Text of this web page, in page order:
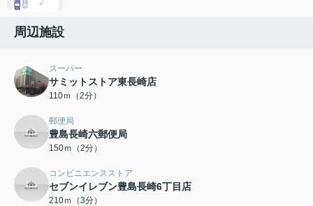
周辺施設
スーパー
サミットストア東長崎店
110ｍ（2分）
郵便局
豊島長崎六郵便局
150ｍ（2分）
コンビニエンスストア
セブンイレブン豊島長崎6丁目店
210ｍ（3分）